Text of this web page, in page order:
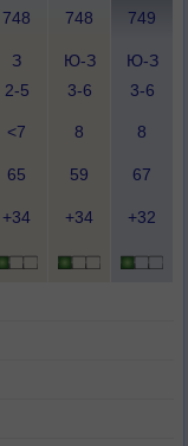
748 748 749
З
2-5
Ю-З
3-6
Ю-З
3-6
<7 8 8
65 59 67
+34 +34 +32